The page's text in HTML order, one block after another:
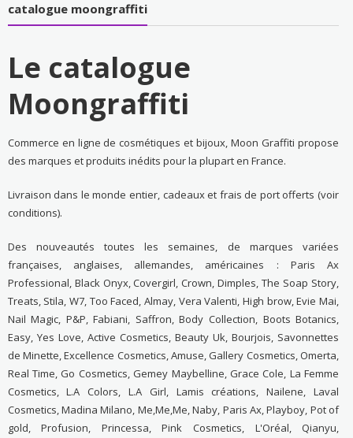
catalogue moongraffiti
Le catalogue
Moongraffiti
Commerce en ligne de cosmétiques et bijoux, Moon Graffiti propose
des marques et produits inédits pour la plupart en France.
Livraison dans le monde entier, cadeaux et frais de port offerts (voir
conditions).
Des nouveautés toutes les semaines, de marques variées
françaises, anglaises, allemandes, américaines : Paris Ax
Professional, Black Onyx, Covergirl, Crown, Dimples, The Soap Story,
Treats, Stila, W7, Too Faced, Almay, Vera Valenti, High brow, Evie Mai,
Nail Magic, P&P, Fabiani, Saffron, Body Collection, Boots Botanics,
Easy, Yes Love, Active Cosmetics, Beauty Uk, Bourjois, Savonnettes
de Minette, Excellence Cosmetics, Amuse, Gallery Cosmetics, Omerta,
Real Time, Go Cosmetics, Gemey Maybelline, Grace Cole, La Femme
Cosmetics, L.A Colors, L.A Girl, Lamis créations, Nailene, Laval
Cosmetics, Madina Milano, Me,Me,Me, Naby, Paris Ax, Playboy, Pot of
gold, Profusion, Princessa, Pink Cosmetics, L'Oréal, Qianyu,